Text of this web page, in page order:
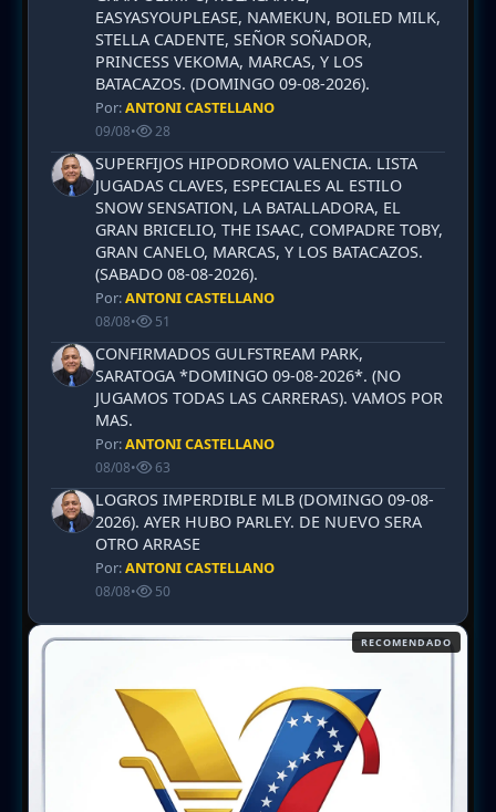
EASYASYOUPLEASE, NAMEKUN, BOILED MILK,
STELLA CADENTE, SEÑOR SOÑADOR,
PRINCESS VEKOMA, MARCAS, Y LOS
BATACAZOS. (DOMINGO 09-08-2026).
Por:ANTONI CASTELLANO
09/08• 28
SUPERFIJOS HIPODROMO VALENCIA. LISTA
JUGADAS CLAVES, ESPECIALES AL ESTILO
SNOW SENSATION, LA BATALLADORA, EL
GRAN BRICELIO, THE ISAAC, COMPADRE TOBY,
GRAN CANELO, MARCAS, Y LOS BATACAZOS.
(SABADO 08-08-2026).
Por:ANTONI CASTELLANO
08/08• 51
CONFIRMADOS GULFSTREAM PARK,
SARATOGA *DOMINGO 09-08-2026*. (NO
JUGAMOS TODAS LAS CARRERAS). VAMOS POR
MAS.
Por:ANTONI CASTELLANO
08/08• 63
LOGROS IMPERDIBLE MLB (DOMINGO 09-08-
2026). AYER HUBO PARLEY. DE NUEVO SERA
OTRO ARRASE
Por:ANTONI CASTELLANO
08/08• 50
RECOMENDADO